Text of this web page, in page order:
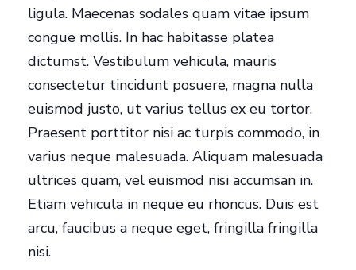
ligula. Maecenas sodales quam vitae ipsum
congue mollis. In hac habitasse platea
dictumst. Vestibulum vehicula, mauris
consectetur tincidunt posuere, magna nulla
euismod justo, ut varius tellus ex eu tortor.
Praesent porttitor nisi ac turpis commodo, in
varius neque malesuada. Aliquam malesuada
ultrices quam, vel euismod nisi accumsan in.
Etiam vehicula in neque eu rhoncus. Duis est
arcu, faucibus a neque eget, fringilla fringilla
nisi.